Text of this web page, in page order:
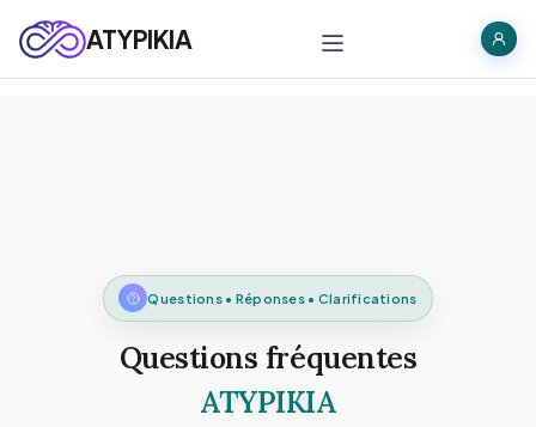
ATYPIKIA
Questions • Réponses • Clarifications
Questions fréquentes
ATYPIKIA